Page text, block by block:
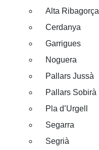
Alta Ribagorça
Cerdanya
Garrigues
Noguera
Pallars Jussà
Pallars Sobirà
Pla d’Urgell
Segarra
Segrià